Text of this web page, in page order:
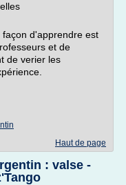
d'apprendre est
et de
de verier les
Haut de page
: valse -